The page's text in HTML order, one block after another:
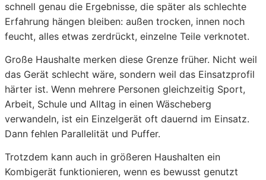
schnell genau die Ergebnisse, die später als schlechte
Erfahrung hängen bleiben: außen trocken, innen noch
feucht, alles etwas zerdrückt, einzelne Teile verknotet.
Große Haushalte merken diese Grenze früher. Nicht weil
das Gerät schlecht wäre, sondern weil das Einsatzprofil
härter ist. Wenn mehrere Personen gleichzeitig Sport,
Arbeit, Schule und Alltag in einen Wäscheberg
verwandeln, ist ein Einzelgerät oft dauernd im Einsatz.
Dann fehlen Parallelität und Puffer.
Trotzdem kann auch in größeren Haushalten ein
Kombigerät funktionieren, wenn es bewusst genutzt